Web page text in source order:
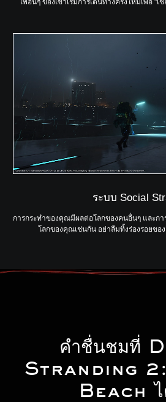
เพื่อนๆ ของเขาเริ่มการเดินทางครั้งใหม่เพื่อ "
ระบบ Social
การกระทำของคุณมีผลต่อโลกของคนอื่นๆ และกา
โลกของคุณเช่นกัน อย่าลืมทิ้งร่องรอยขอ
คำชื่นชมที่
Stranding
Beach ไ